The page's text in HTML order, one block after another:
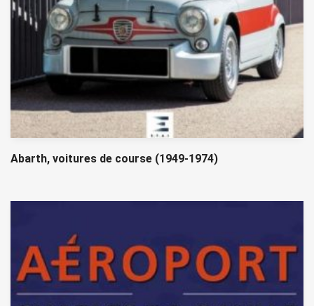
Abarth, voitures de course (1949-1974)